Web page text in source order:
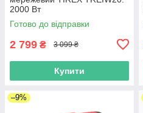
2000 Вт
Готово до відправки
2 799 ₴ 3 099 ₴
Купити
–9%